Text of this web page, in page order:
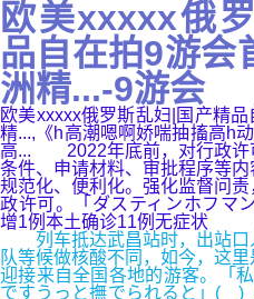
欧美xxxxx俄
品自在拍9游会
洲精...-9游会
欧美xxxxx俄罗斯乱妇|国产精
精...,《h高潮嗯啊娇喘抽搐高h
高... 2022年底前，对行政许
条件、申请材料、审批程序等内
规范化、便利化。强化监督问
政许可。「ダスティンホフマ
增1例本土确诊11例无症状
列车抵达武昌站时，出站口
队等候做核酸不同，如今，这
迎接来自全国各地的游客。「
ですうっと撫でられると」